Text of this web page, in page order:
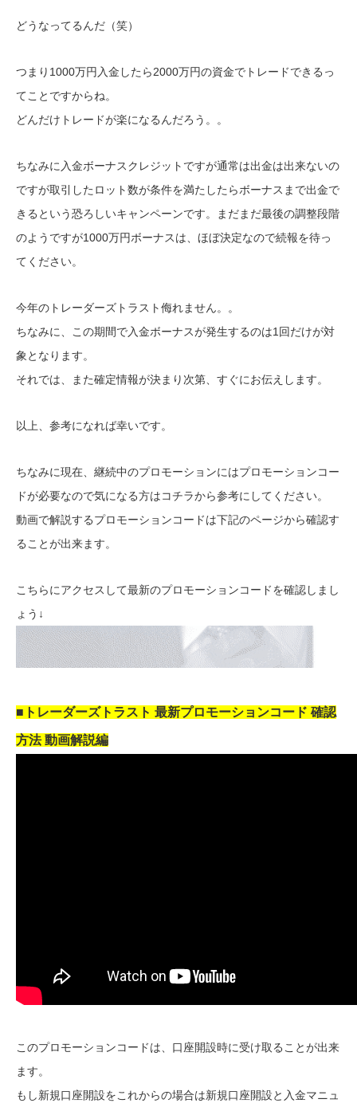
どうなってるんだ（笑）
つまり1000万円入金したら2000万円の資金でトレードできるっ
てことですからね。
どんだけトレードが楽になるんだろう。。
ちなみに入金ボーナスクレジットですが通常は出金は出来ないの
ですが取引したロット数が条件を満たしたらボーナスまで出金で
きるという恐ろしいキャンペーンです。まだまだ最後の調整段階
のようですが1000万円ボーナスは、ほぼ決定なので続報を待っ
てください。
今年のトレーダーズトラスト侮れません。。
ちなみに、この期間で入金ボーナスが発生するのは1回だけが対
象となります。
それでは、また確定情報が決まり次第、すぐにお伝えします。
以上、参考になれば幸いです。
ちなみに現在、継続中のプロモーションにはプロモーションコー
ドが必要なので気になる方はコチラから参考にしてください。
動画で解説するプロモーションコードは下記のページから確認す
ることが出来ます。
こちらにアクセスして最新のプロモーションコードを確認しまし
ょう↓
■トレーダーズトラスト 最新プロモーションコード 確認
方法 動画解説編
このプロモーションコードは、口座開設時に受け取ることが出来
ます。
もし新規口座開設をこれからの場合は新規口座開設と入金マニュ